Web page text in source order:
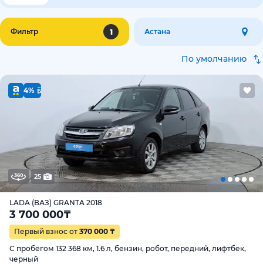
Фильтр 1 Астана
По умолчанию
4%
25
LADA (ВАЗ) GRANTA 2018
3 700 000₸
Первый взнос от 370 000 ₸
С пробегом 132 368 км, 1.6 л, бензин, робот, передний, лифтбек,
черный